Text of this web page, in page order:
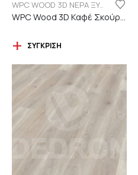
WPC WOOD 3D ΝΕΡΑ ΞΥΛΟΥ
ΣΎΓΚΡΙΣΗ